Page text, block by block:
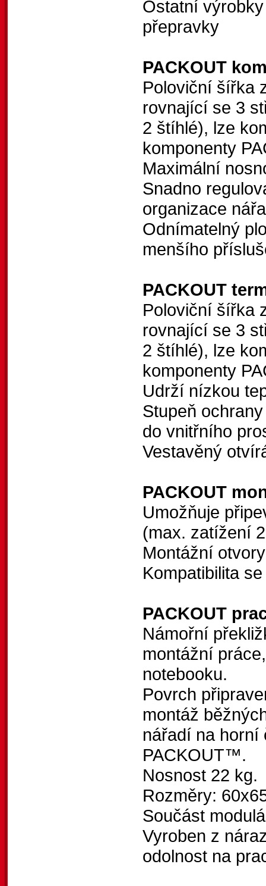
Ostatní
přepravky
PACKOUT
Poloviční šířka
rovnající se 3
2 štíhlé), lze
komponenty
Maximální
Snadno
organizace
Odnímatelný
menšího
PACKOUT
Poloviční šířka
rovnající se 3
2 štíhlé), lze
komponenty
Udrží nízkou
Stupeň
do vnitřního
Vestavěný
PACKOUT
Umožňuje
(max. zatížení
Montážní
Kompatibilita
PACKOUT
Námořní
montážní
notebooku.
Povrch
montáž
nářadí na horní
PACKOUT™.
Nosnost 22 kg.
Rozměry:
Součást
Vyroben z
odolnost na